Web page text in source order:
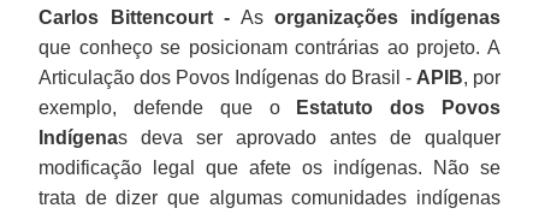
Carlos Bittencourt - Asorganizações indígenas
que conheço se posicionam contrárias ao projeto. A
Articulação dos Povos Indígenas do Brasil - APIB, por
exemplo, defende que o
Estatuto dos Povos
Indígenas deva ser aprovado antes de qualquer
modificação legal que afete os indígenas. Não se
trata de dizer que algumas comunidades indígenas